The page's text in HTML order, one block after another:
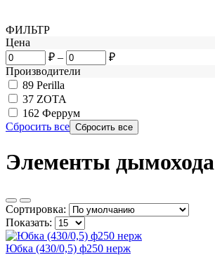
ФИЛЬТР
Цена
₽ –
₽
Производители
89 Perilla
37 ZOTA
162 Феррум
Сбросить все
Элементы дымохода
Сортировка:
Показать:
Юбка (430/0,5) ф250 нерж